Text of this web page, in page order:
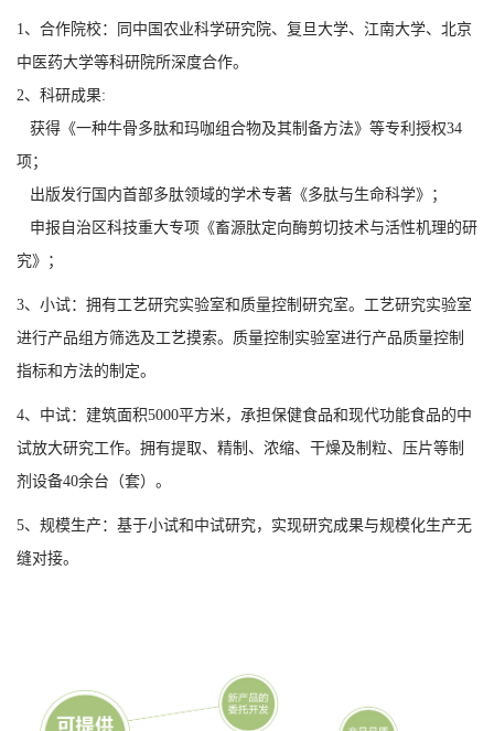
1、合作院校：同中国农业科学研究院、复旦大学、江南大学、北京
中医药大学等科研院所深度合作。
2、科研成果:
获得《一种牛骨多肽和玛咖组合物及其制备方法》等专利授权34
项；
出版发行国内首部多肽领域的学术专著《多肽与生命科学》；
申报自治区科技重大专项《畜源肽定向酶剪切技术与活性机理的研
究》；
3、小试：拥有工艺研究实验室和质量控制研究室。工艺研究实验室
进行产品组方筛选及工艺摸索。质量控制实验室进行产品质量控制
指标和方法的制定。
4、中试：建筑面积5000平方米，承担保健食品和现代功能食品的中
试放大研究工作。拥有提取、精制、浓缩、干燥及制粒、压片等制
剂设备40余台（套）。
5、规模生产：基于小试和中试研究，实现研究成果与规模化生产无
缝对接。